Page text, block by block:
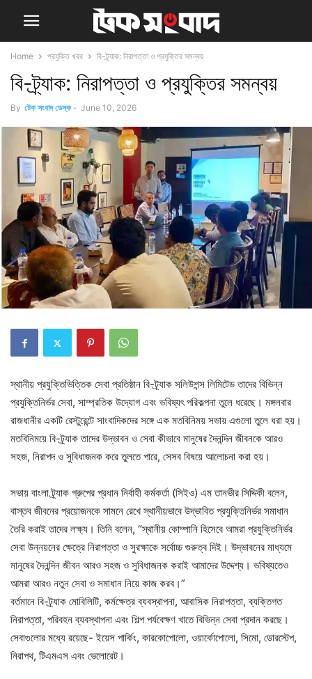
Home প্রযুক্তি খবর বি-ট্র্যাক: নিরাপত্তা ও প্রযুক্তির সমন্বয়
বি-ট্র্যাক: নিরাপত্তা ও প্রযুক্তির সমন্বয়
By টেক সংবাদ ডেস্ক - June 10, 2026
স্থানীয় প্রযুক্তিভিত্তিক সেবা প্রতিষ্ঠান বি-ট্র্যাক সলিউশন্স লিমিটেড তাদের বিভিন্ন
প্রযুক্তিনির্ভর সেবা, সাম্প্রতিক উদ্যোগ এবং ভবিষ্যৎ পরিকল্পনা তুলে ধরেছে। মঙ্গলবার
রাজধানীর একটি রেস্টুরেন্টে সাংবাদিকদের সঙ্গে এক মতবিনিময় সভায় এগুলো তুলে ধরা হয়।
মতবিনিময়ে বি-ট্র্যাক তাদের উদ্ভাবন ও সেবা কীভাবে মানুষের দৈনন্দিন জীবনকে আরও
সহজ, নিরাপদ ও সুবিধাজনক করে তুলতে পারে, সেসব বিষয়ে আলোচনা করা হয়।
সভায় বাংলা ট্র্যাক গ্রুপের প্রধান নির্বাহী কর্মকর্তা (সিইও) এম তানভীর সিদ্দিকী বলেন,
বাস্তব জীবনের প্রয়োজনকে সামনে রেখে স্থানীয়ভাবে উদ্ভাবিত প্রযুক্তিনির্ভর সমাধান
তৈরি করাই তাদের লক্ষ্য। তিনি বলেন, “স্থানীয় কোম্পানি হিসেবে আমরা প্রযুক্তিনির্ভর
সেবা উন্নয়নের ক্ষেত্রে নিরাপত্তা ও সুরক্ষাকে সর্বোচ্চ গুরুত্ব দিই। উদ্ভাবনের মাধ্যমে
মানুষের দৈনন্দিন জীবন আরও সহজ ও সুবিধাজনক করাই আমাদের উদ্দেশ্য। ভবিষ্যতেও
আমরা আরও নতুন সেবা ও সমাধান নিয়ে কাজ করব।”
বর্তমানে বি-ট্র্যাক মোবিলিটি, কর্মক্ষেত্র ব্যবস্থাপনা, আবাসিক নিরাপত্তা, ব্যক্তিগত
নিরাপত্তা, পরিবহন ব্যবস্থাপনা এবং শিল্প পর্যবেক্ষণ খাতে বিভিন্ন সেবা প্রদান করছে।
সেবাগুলোর মধ্যে রয়েছে- ইয়েস পার্কিং, কারকোপোলো, ওয়ার্কোপোলো, সিমো, ডোরস্টেপ,
নিরাপথ, টিএমএস এবং ভেলোরেট।